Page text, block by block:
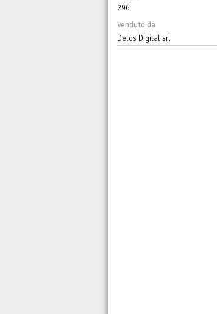
296
Venduto da
Delos Digital srl